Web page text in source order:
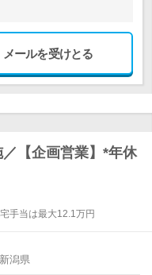
ールを受けとる
【企画営業】*年休
手当は最大12.1万円
潟県